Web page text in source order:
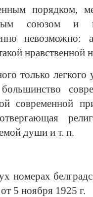
порядком,
союзом и
невозможно:
нравственной
только легкого
современной
души и т. п.
номерах
5 ноября 1925 г.